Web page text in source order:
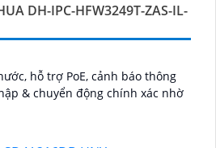
DH-IPC-HFW3249T-ZAS-IL-
hỗ trợ PoE, cảnh báo thông
& chuyển động chính xác nhờ